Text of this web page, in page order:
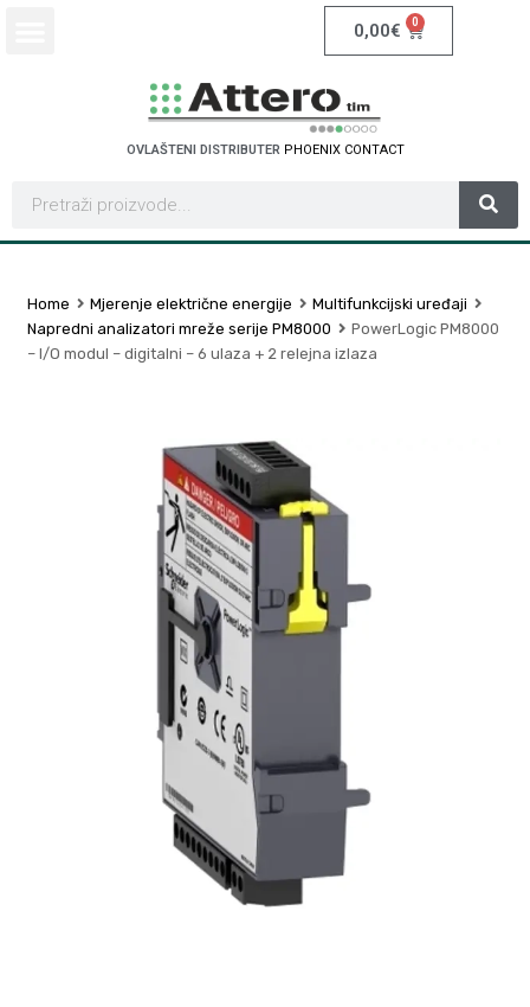
0,00€ 0
OVLAŠTENI DISTRIBUTER PHOENIX CONTACT
Home Mjerenje električne energije
Multifunkcijski uređaji
Napredni analizatori mreže serije PM8000
PowerLogic PM8000
– I/O modul – digitalni – 6 ulaza + 2 relejna izlaza